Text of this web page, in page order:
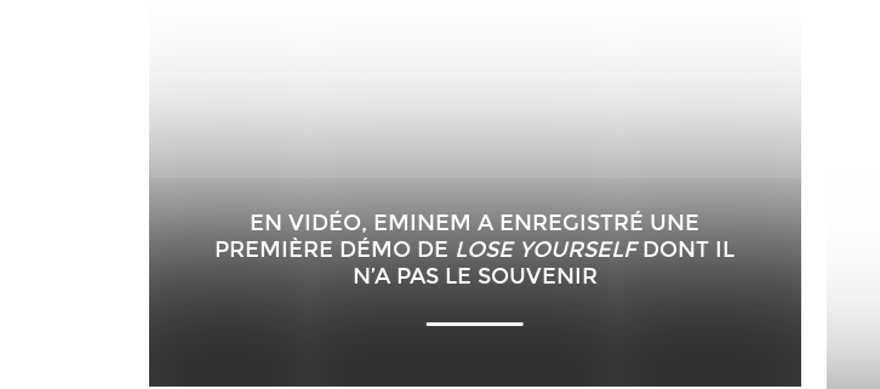
EN VIDÉO, EMINEM A ENREGISTRÉ UNE
PREMIÈRE DÉMO DE LOSE YOURSELFDONT IL
N’A PAS LE SOUVENIR